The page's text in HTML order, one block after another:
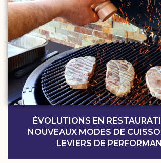
ÉVOLUTIONS EN
NOUVEAUX MODES DE
LEVIERS DE